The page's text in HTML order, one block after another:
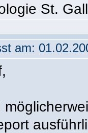
St.
am: